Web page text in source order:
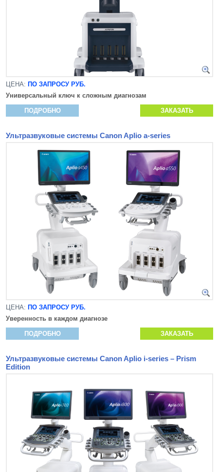
ЦЕНА: ПО ЗАПРОСУ РУБ.
Универсальный ключ к сложным диагнозам
ПОДРОБНО ЗАКАЗАТЬ
Ультразвуковые системы Canon Aplio a-series
ЦЕНА: ПО ЗАПРОСУ РУБ.
Уверенность в каждом диагнозе
ПОДРОБНО ЗАКАЗАТЬ
Ультразвуковые системы Canon Aplio i-series – Prism
Edition